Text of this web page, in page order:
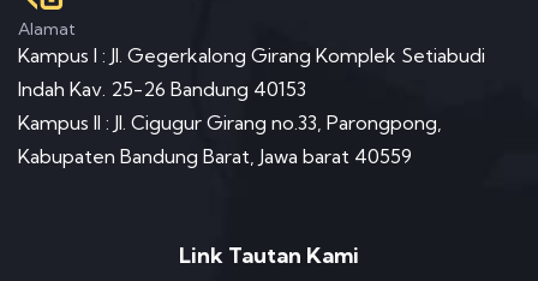
Alamat
Kampus I : Jl. Gegerkalong Girang Komplek Setiabudi
Indah Kav. 25-26 Bandung 40153
Kampus II : Jl. Cigugur Girang no.33, Parongpong,
Kabupaten Bandung Barat, Jawa barat 40559
Link Tautan Kami